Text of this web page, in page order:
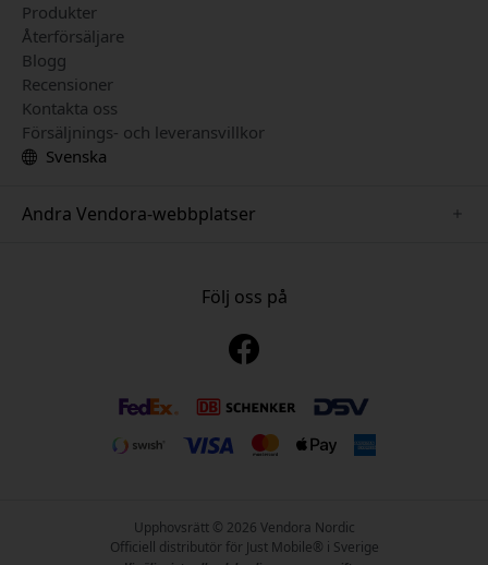
Produkter
Återförsäljare
Blogg
Recensioner
Kontakta oss
Försäljnings- och leveransvillkor
Svenska
Andra Vendora-webbplatser
www.nordicsmartlight.seFölj oss på
Upphovsrätt © 2026 Vendora Nordic
Officiell distributör för Just Mobile® i Sverige